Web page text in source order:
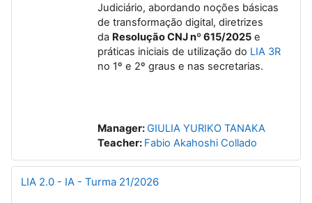
Judiciário, abordando noções básicas
de transformação digital, diretrizes
da Resolução CNJ nº 615/2025 e
práticas iniciais de utilização do LIA 3R
no 1º e 2º graus e nas secretarias.
Manager:GIULIA YURIKO TANAKA
Teacher: Fabio Akahoshi Collado
LIA 2.0 - IA - Turma 21/2026